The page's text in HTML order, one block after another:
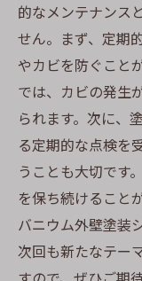
的なメンテナンス
せん。まず、定期
やカビを防ぐこと
では、カビの発生
られます。次に、
る定期的な点検を
うことも大切です
を保ち続けること
バニウム外壁塗装
次回も新たなテー